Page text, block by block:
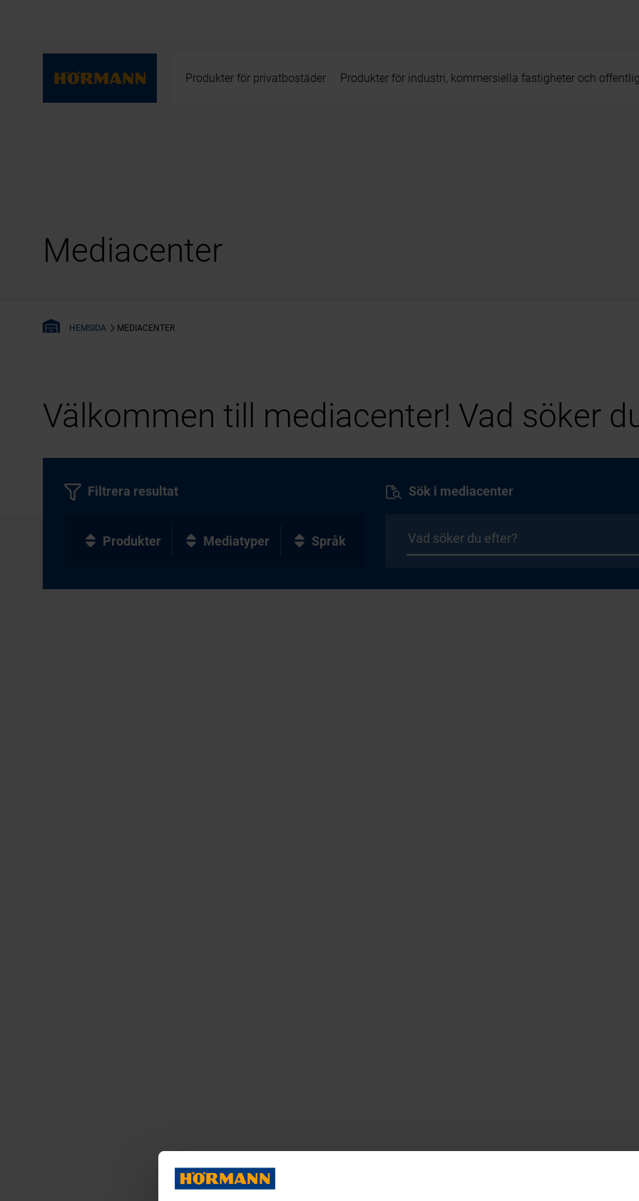
Produkter för privatbostäder Produkter för industri, kommersiella fastigheter och
Mediacenter
HEMSIDA MEDIACENTER
Välkommen till mediacenter! Vad söker
Sök i mediacenter
Filtrera resultat
Produkter Mediatyper Språk